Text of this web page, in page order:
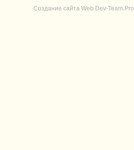
Создание сайта Web.Dev-Team.Pro